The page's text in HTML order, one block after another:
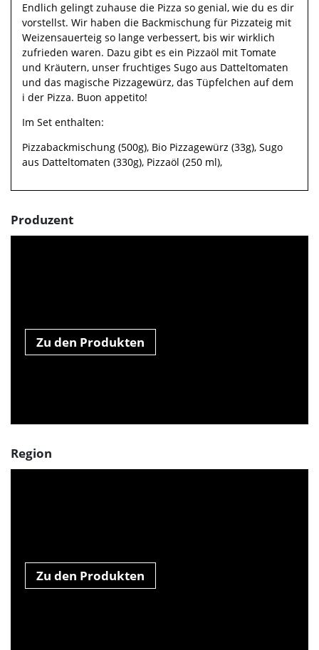
Endlich gelingt zuhause die Pizza so genial, wie du es dir
vorstellst. Wir haben die Backmischung für Pizzateig mit
Weizensauerteig so lange verbessert, bis wir wirklich
zufrieden waren. Dazu gibt es ein Pizzaöl mit Tomate
und Kräutern, unser fruchtiges Sugo aus Datteltomaten
und das magische Pizzagewürz, das Tüpfelchen auf dem
i der Pizza. Buon appetito!
Im Set enthalten:
Pizzabackmischung (500g), Bio Pizzagewürz (33g), Sugo
aus Datteltomaten (330g), Pizzaöl (250 ml),
Produzent
Zu den Produkten
Region
Zu den Produkten